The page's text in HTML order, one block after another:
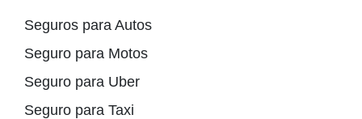
Seguros para Autos
Seguro para Motos
Seguro para Uber
Seguro para Taxi